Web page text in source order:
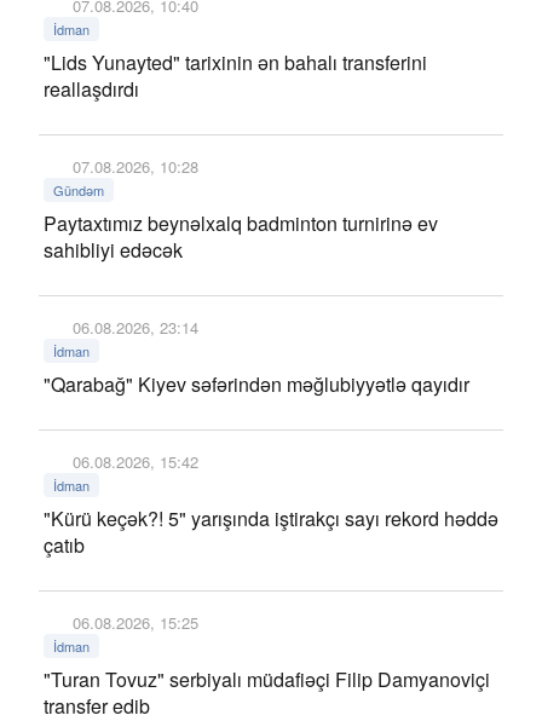
07.08.2026, 10:40
İdman
"Lids Yunayted" tarixinin ən bahalı transferini
reallaşdırdı
07.08.2026, 10:28
Gündəm
Paytaxtımız beynəlxalq badminton turnirinə ev
sahibliyi edəcək
06.08.2026, 23:14
İdman
"Qarabağ" Kiyev səfərindən məğlubiyyətlə qayıdır
06.08.2026, 15:42
İdman
"Kürü keçək?! 5" yarışında iştirakçı sayı rekord həddə
çatıb
06.08.2026, 15:25
İdman
"Turan Tovuz" serbiyalı müdafiəçi Filip Damyanoviçi
transfer edib